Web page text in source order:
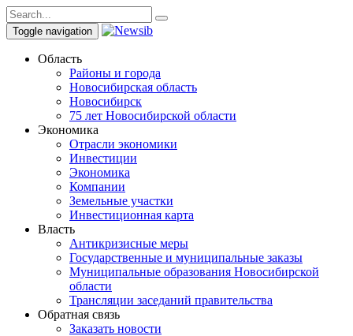
Toggle navigation
Область
Районы и города
Новосибирская область
Новосибирск
75 лет Новосибирской области
Экономика
Отрасли экономики
Инвестиции
Экономика
Компании
Земельные участки
Инвестиционная карта
Власть
Антикризисные меры
Государственные и муниципальные заказы
Муниципальные образования Новосибирской
области
Трансляции заседаний правительства
Обратная связь
Заказать новости